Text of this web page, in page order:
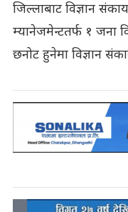
जिल्लाबाट विज्ञान
म्यानेजमेन्टतर्फ १ जना
छनोट हुनेमा विज्ञान